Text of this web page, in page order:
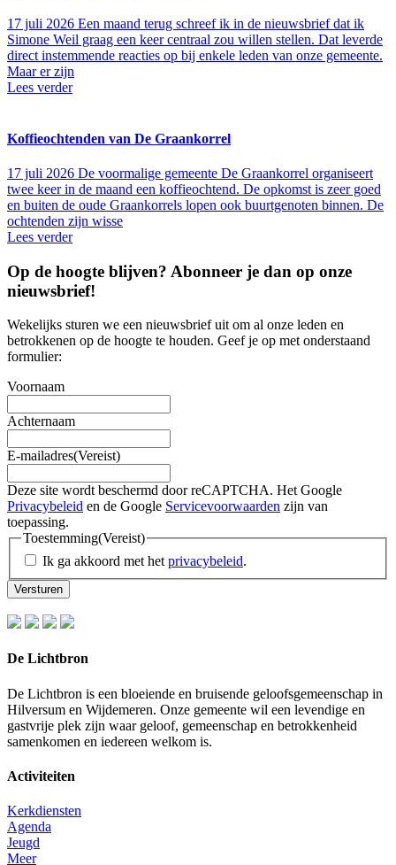
17 juli 2026 Een maand terug schreef ik in de nieuwsbrief dat ik
Simone Weil graag een keer centraal zou willen stellen. Dat leverde
direct instemmende reacties op bij enkele leden van onze gemeente.
Maar er zijn
Lees verder
Koffieochtenden van De Graankorrel
17 juli 2026 De voormalige gemeente De Graankorrel organiseert
twee keer in de maand een koffieochtend. De opkomst is zeer goed
en buiten de oude Graankorrels lopen ook buurtgenoten binnen. De
ochtenden zijn wisse
Lees verder
Op de hoogte blijven? Abonneer je dan op onze
nieuwsbrief!
Wekelijks sturen we een nieuwsbrief uit om al onze leden en
betrokkenen op de hoogte te houden. Geef je op met onderstaand
formulier:
Voornaam
Achternaam
E-mailadres(Vereist)
Deze site wordt beschermd door reCAPTCHA. Het Google
Privacybeleid en de Google Servicevoorwaarden zijn van
toepassing.
Toestemming(Vereist)
Ik ga akkoord met het privacybeleid.
Versturen
De Lichtbron
De Lichtbron is een bloeiende en bruisende geloofsgemeenschap in
Hilversum en Wijdemeren. Onze gemeente wil een levendige en
gastvrije plek zijn waar geloof, gemeenschap en betrokkenheid
samenkomen en iedereen welkom is.
Activiteiten
Kerkdiensten
Agenda
Jeugd
Meer